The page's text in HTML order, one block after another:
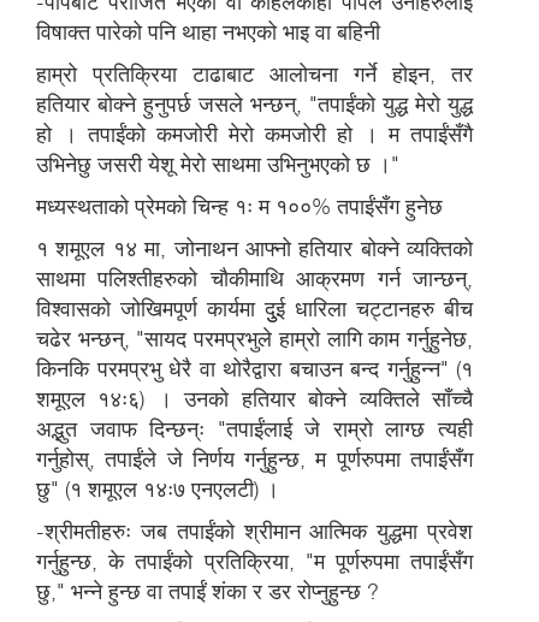
विषाक्त पारेको पनि थाहा नभएको भाइ वा बहिनी
हाम्रो प्रतिक्रिया टाढाबाट आलोचना गर्ने होइन, तर
हतियार बोक्ने हुनुपर्छ जसले भन्छन्, "तपाईंको युद्ध मेरो युद्ध
हो । तपाईंको कमजोरी मेरो कमजोरी हो । म तपाईंसँगै
उभिनेछु जसरी येशू मेरो साथमा उभिनुभएको छ ।"
मध्यस्थताको प्रेमको चिन्ह १ः म १००% तपाईंसँग हुनेछ
१ शमूएल १४ मा, जोनाथन आफ्नो हतियार बोक्ने व्यक्तिको
साथमा पलिश्तीहरुको चौकीमाथि आक्रमण गर्न जान्छन्,
विश्वासको जोखिमपूर्ण कार्यमा दुुई धारिला चट्टानहरु बीच
चढेर भन्छन्, "सायद परमप्रभुले हाम्रो लागि काम गर्नुहुनेछ,
किनकि परमप्रभु धेरै वा थोरैद्वारा बचाउन बन्द गर्नुहुन्न" (१
शमूएल १४ः६) । उनको हतियार बोक्ने व्यक्तिले साँच्चै
अद्भुत जवाफ दिन्छन्ः "तपाईंलाई जे राम्रो लाग्छ त्यही
गर्नुहोस्, तपाईंले जे निर्णय गर्नुहुन्छ, म पूर्णरुपमा तपाईंसँग
छु" (१ शमूएल १४ः७ एनएलटी) ।
-श्रीमतीहरुः जब तपाईंको श्रीमान आत्मिक युद्धमा प्रवेश
गर्नुहुन्छ, के तपाईंको प्रतिक्रिया, "म पूर्णरुपमा तपाईंसँग
छु," भन्ने हुन्छ वा तपाईं शंका र डर रोप्नुहुन्छ ?